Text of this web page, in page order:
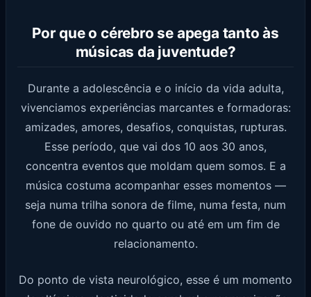
Por que o cérebro se apega tanto às
músicas da juventude?
Durante a adolescência e o início da vida adulta,
vivenciamos experiências marcantes e formadoras:
amizades, amores, desafios, conquistas, rupturas.
Esse período, que vai dos 10 aos 30 anos,
concentra eventos que moldam quem somos. E a
música costuma acompanhar esses momentos —
seja numa trilha sonora de filme, numa festa, num
fone de ouvido no quarto ou até em um fim de
relacionamento.
Do ponto de vista neurológico, esse é um momento